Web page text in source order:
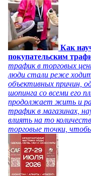
Как
покупательским
трафик в торговых
люди стали реже
объективных причин,
шопинга со всеми его
продолжает жить и
трафик в магазинах,
влиять на то
торговые точки,